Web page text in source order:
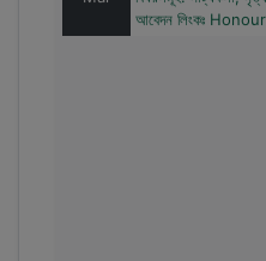
আবেদন লিংকঃ